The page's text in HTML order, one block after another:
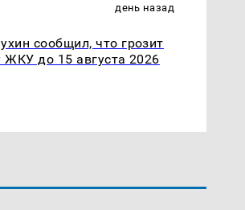
день назад
сообщил, что грозит
ЖКУ до 15 августа 2026